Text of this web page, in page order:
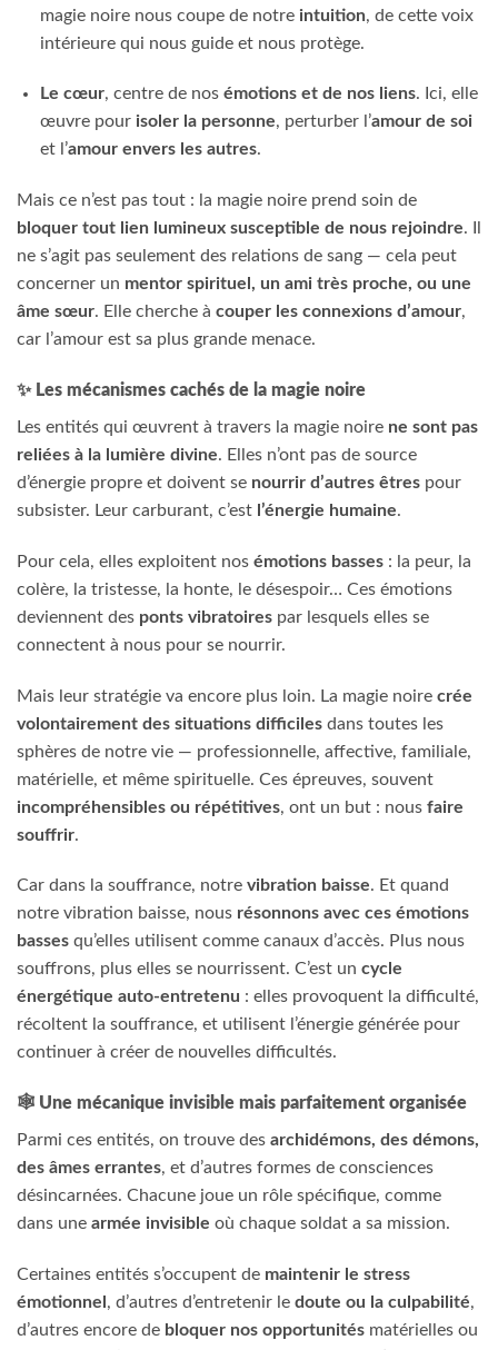
magie noire nous coupe de notre intuition, de cette voix
intérieure qui nous guide et nous protège.
Le cœur, centre de nos émotions et de nos liens. Ici, elle
œuvre pour isoler la personne, perturber l’amour de soi
et l’amour envers les autres.
Mais ce n’est pas tout : la magie noire prend soin de
bloquer tout lien lumineux susceptible de nous rejoindre. Il
ne s’agit pas seulement des relations de sang — cela peut
concerner un mentor spirituel, un ami très proche, ou une
âme sœur. Elle cherche à couper les connexions d’amour,
car l’amour est sa plus grande menace.
✨ Les mécanismes cachés de la magie noire
Les entités qui œuvrent à travers la magie noire ne sont pas
reliées à la lumière divine. Elles n’ont pas de source
d’énergie propre et doivent se nourrir d’autres êtres pour
subsister. Leur carburant, c’est l’énergie humaine.
Pour cela, elles exploitent nos émotions basses : la peur, la
colère, la tristesse, la honte, le désespoir… Ces émotions
deviennent des ponts vibratoires par lesquels elles se
connectent à nous pour se nourrir.
Mais leur stratégie va encore plus loin. La magie noire crée
volontairement des situations difficiles dans toutes les
sphères de notre vie — professionnelle, affective, familiale,
matérielle, et même spirituelle. Ces épreuves, souvent
incompréhensibles ou répétitives, ont un but : nous faire
souffrir.
Car dans la souffrance, notre vibration baisse. Et quand
notre vibration baisse, nous résonnons avec ces émotions
basses qu’elles utilisent comme canaux d’accès. Plus nous
souffrons, plus elles se nourrissent. C’est un cycle
énergétique auto-entretenu : elles provoquent la difficulté,
récoltent la souffrance, et utilisent l’énergie générée pour
continuer à créer de nouvelles difficultés.
🕸️ Une mécanique invisible mais parfaitement organisée
Parmi ces entités, on trouve des archidémons, des démons,
des âmes errantes, et d’autres formes de consciences
désincarnées. Chacune joue un rôle spécifique, comme
dans une armée invisible où chaque soldat a sa mission.
Certaines entités s’occupent de maintenir le stress
émotionnel , d’autres d’entretenir le doute ou la culpabilité,
d’autres encore de bloquer nos opportunités matérielles ou